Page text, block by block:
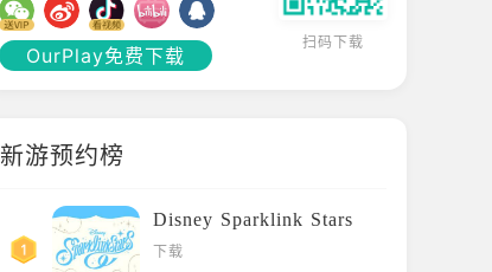
OurPlay免费下载
扫码下载
新游预约榜
Disney Sparklink Stars
下载